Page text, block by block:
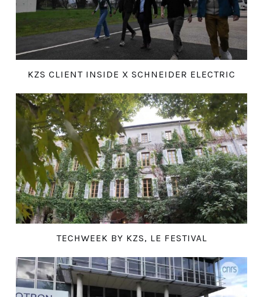
KZS CLIENT INSIDE X SCHNEIDER ELECTRIC
TECHWEEK BY KZS, LE FESTIVAL